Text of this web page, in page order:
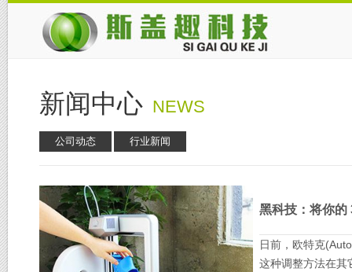
新闻中心 NEWS
公司动态 行业新闻
黑科技：将你的
日前，欧特克
这种调整方法在其